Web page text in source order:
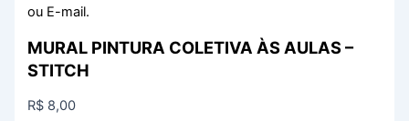
ou E-mail.
MURAL PINTURA COLETIVA ÀS AULAS –
STITCH
R$ 8,00